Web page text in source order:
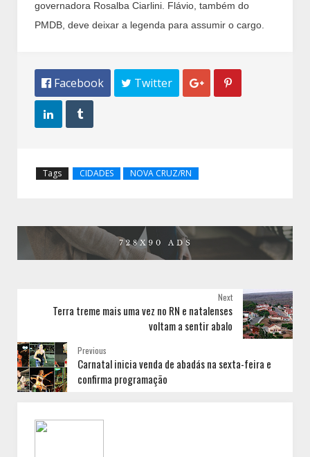
governadora Rosalba Ciarlini. Flávio, também do
PMDB, deve deixar a legenda para assumir o cargo.
 Facebook  Twitter  
 
Tags CIDADES NOVA CRUZ/RN
Next
Terra treme mais uma vez no RN e natalenses
voltam a sentir abalo
Previous
Carnatal inicia venda de abadás na sexta-feira e
confirma programação